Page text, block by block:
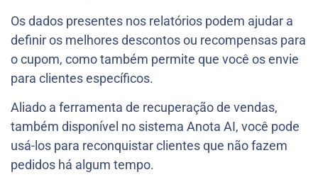
Os dados presentes nos relatórios podem ajudar a
definir os melhores descontos ou recompensas para
o cupom, como também permite que você os envie
para clientes específicos.
Aliado a ferramenta de recuperação de vendas,
também disponível no sistema Anota AI, você pode
usá-los para reconquistar clientes que não fazem
pedidos há algum tempo.